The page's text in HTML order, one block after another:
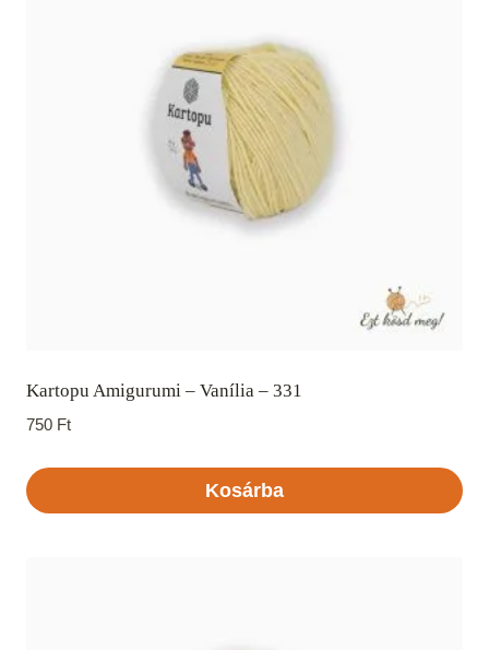
Kartopu Amigurumi – Vanília – 331
750 Ft
Kosárba